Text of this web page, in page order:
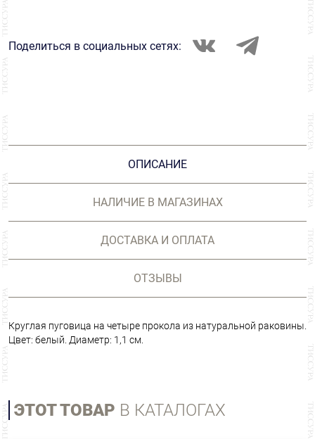
Поделиться в социальных сетях:
ОПИСАНИЕ
НАЛИЧИЕ В МАГАЗИНАХ
ДОСТАВКА И ОПЛАТА
ОТЗЫВЫ
Круглая пуговица на четыре прокола из натуральной раковины.
Цвет: белый. Диаметр: 1,1 см.
ЭТОТ ТОВАР В КАТАЛОГАХ